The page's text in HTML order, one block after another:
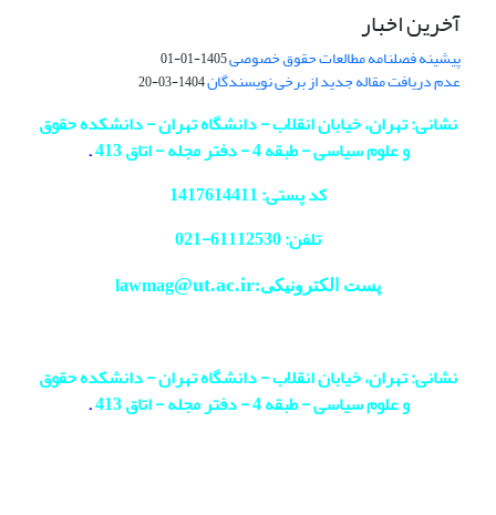
آخرین اخبار
پیشینه فصلنامه مطالعات حقوق خصوصی1405-01-01
عدم دریافت مقاله جدید از برخی نویسندگان1404-03-20
نشانی: تهران، خیابان انقلاب - دانشگاه تهران - دانشکده حقوق
و علوم سیاسی - طبقه 4 - دفتر مجله - اتاق 413
.
کد پستی: 1417614411
تلفن: 61112530-
021
پست الکترونیکی:lawmag@ut.ac.ir
نشانی: تهران، خیابان انقلاب - دانشگاه تهران - دانشکده حقوق
و علوم سیاسی - طبقه 4 - دفتر مجله - اتاق 413
.